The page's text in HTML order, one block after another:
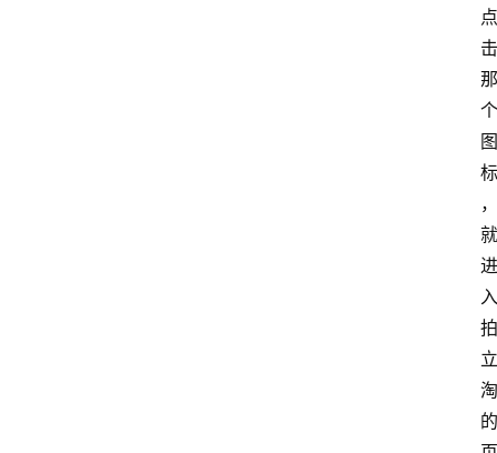
点
击
那
个
图
标
，
就
进
入
拍
立
淘
的